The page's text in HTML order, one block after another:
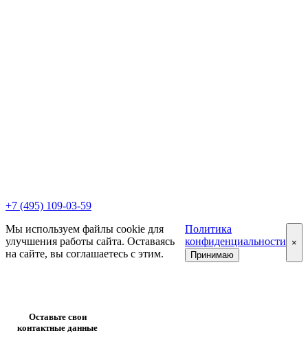
+7 (495) 109-03-59
Мы используем файлы cookie для
улучшения работы сайта. Оставаясь
на сайте, вы соглашаетесь с этим.
Политика
конфиденциальности
Принимаю
×
Оставьте свои
контактные данные